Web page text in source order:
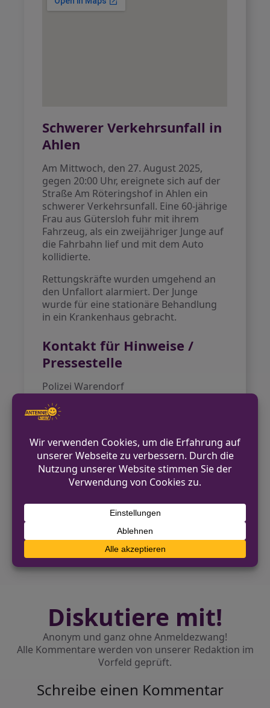
Schwerer Verkehrsunfall in
Ahlen
Am Mittwoch, den 27. August 2025,
gegen 20:00 Uhr, ereignete sich auf der
Straße Am Röteringshof in Ahlen ein
schwerer Verkehrsunfall. Eine 60-jährige
Frau aus Gütersloh fuhr mit ihrem
Fahrzeug, als ein zweijähriger Junge auf
die Fahrbahn lief und mit dem Auto
kollidierte.
Rettungskräfte wurden umgehend an
den Unfallort alarmiert. Der Junge
wurde für eine stationäre Behandlung
in ein Krankenhaus gebracht.
Kontakt für Hinweise /
Pressestelle
Polizei Warendorf
poststelle.warendorf@polizei.nrw.de
https://warendorf.polizei.nrw/
VORHERIGER BEITRAG
Staatsanwaltschaft ermittelt gegen
NÄCHSTER BEITRAG
Ahlen: Schülerin bei Verkehrsunfall schwer
Diskutiere mit!
Anonym und ganz ohne Anmeldezwang!
Alle Kommentare werden von unserer Redaktion im
Vorfeld geprüft.
Schreibe einen Kommentar